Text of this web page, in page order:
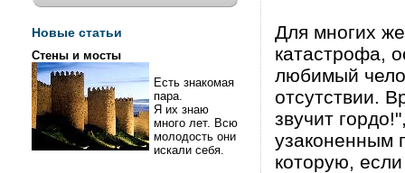
Новые статьи
Стены и мосты
Есть знакомая
пара.
Я их знаю
много лет. Всю
молодость они
искали себя.
Для многих
катастрофа,
любимый
отсутствии.
звучит
узаконенным
которую,